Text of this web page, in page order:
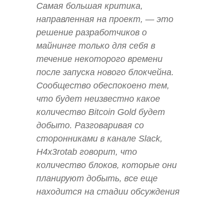
Самая большая критика,
направленная на проект, — это
решение разработчиков о
майнинге только для себя в
течение некоторого времени
после запуска нового блокчейна.
Сообщество обеспокоено тем,
что будет неизвестно какое
количество Bitcoin Gold будет
добыто. Разговаривая со
сторонниками в канале Slack,
H4x3rotab говорит, что
количество блоков, которые они
планируют добыть, все еще
находится на стадии обсуждения